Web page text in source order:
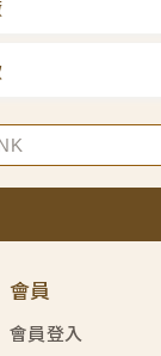
會員
會員登入